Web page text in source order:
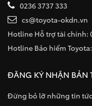
0236 3737 333
cs@toyota-okdn.vn
Hotline Hỗ trợ tài chính:
Hotline Bảo hiểm
ĐĂNG KÝ NHẬN BẢN
Đừng bỏ lỡ những tin